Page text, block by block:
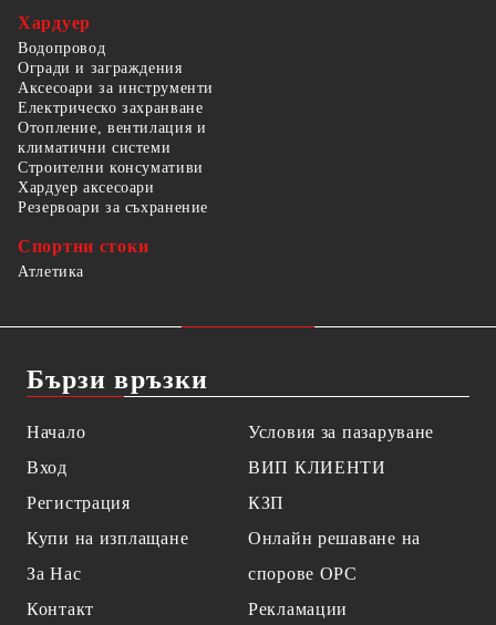
Хардуер
Водопровод
Огради и заграждения
Аксесоари за инструменти
Електрическо захранване
Отопление, вентилация и
климатични системи
Строителни консумативи
Хардуер аксесоари
Резервоари за съхранение
Спортни стоки
Атлетика
Бързи връзки
Начало
Вход
Регистрация
Купи на изплащане
За Нас
Контакт
Условия за пазаруване
ВИП КЛИЕНТИ
КЗП
Онлайн решаване на
спорове OPC
Рекламации